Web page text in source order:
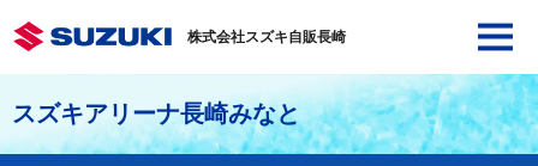
株式会社スズキ自販長崎
スズキアリーナ長崎みなと